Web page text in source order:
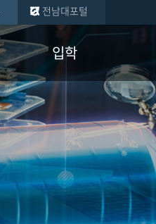
전남대포털
입학
학부
일반대학원
산업대학원